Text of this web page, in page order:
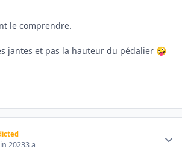
le comprendre.
jantes et pas la hauteur du pédalier 🤪
20233 a